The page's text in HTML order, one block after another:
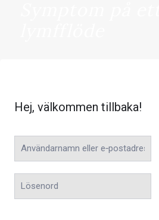
Hej, välkommen tillbaka!